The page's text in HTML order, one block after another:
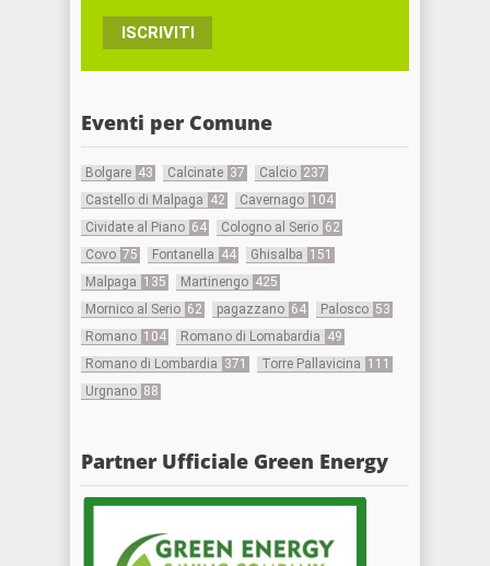
ISCRIVITI
Eventi per Comune
Bolgare 43 Calcinate 37 Calcio 237
Castello di Malpaga 42 Cavernago 104
Cividate al Piano 64 Cologno al Serio 62
Covo 75 Fontanella 44 Ghisalba 151
Malpaga 135 Martinengo 425
Mornico al Serio 62 pagazzano 64 Palosco 53
Romano 104 Romano di Lomabardia 49
Romano di Lombardia 371 Torre Pallavicina 111
Urgnano 88
Partner Ufficiale Green Energy